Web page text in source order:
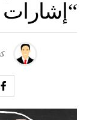
“إشارات